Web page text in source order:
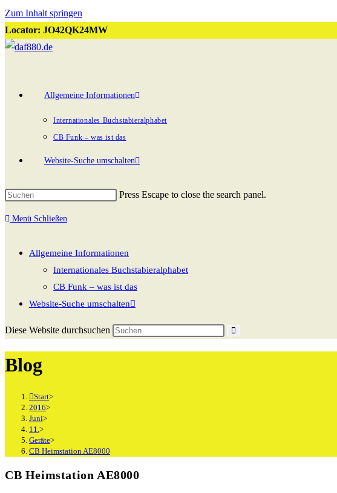
Zum Inhalt springen
Locator: JO42QK24MW
Allgemeine Informationen
Internationales Buchstabieralphabet
CB Funk – was ist das
Website-Suche umschalten
Press Escape to close the search panel.
Menü Schließen
Allgemeine Informationen
Internationales Buchstabieralphabet
CB Funk – was ist das
Website-Suche umschalten
Diese Website durchsuchen
Blog
Start>
2016>
Juni>
11. >
Geräte>
CB Heimstation AE8000
CB Heimstation AE8000